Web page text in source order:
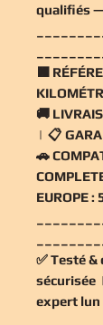
qualifiés
🟧
🚚
| 📋
🚗
EUROPE :
✅Testé &
sécurisée
expert